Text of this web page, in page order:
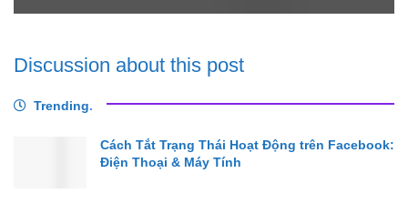
Discussion about this post
Trending.
Cách Tắt Trạng Thái Hoạt Động trên Facebook:
Điện Thoại & Máy Tính